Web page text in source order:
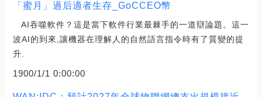
「蜜月」過后適者生存_GoCCEO幣
AI吞噬軟件？這是當下軟件行業最棘手的一道辯論題。這一
波AI的到來,讓機器在理解人的自然語言指令時有了質變的提
升.
1900/1/1 0:00:00